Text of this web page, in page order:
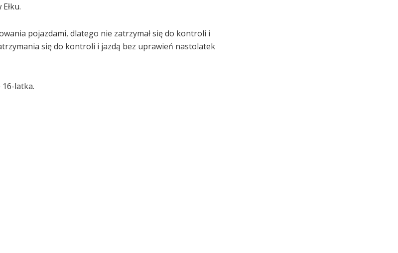
pojazdami, dlatego nie zatrzymał się do kontroli i
się do kontroli i jazdą bez uprawień nastolatek
latka.